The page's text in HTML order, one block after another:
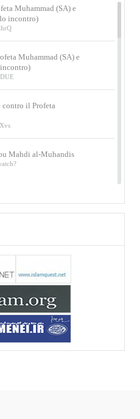
Muhammad (SA) e
incontro)
Muhammad (SA) e
contro il Profeta
Mahdi al-Muhandis
secondo l’Imam Alì
sui martiri Qassem
Al-Muhandis
Video del discorso tenuto
...